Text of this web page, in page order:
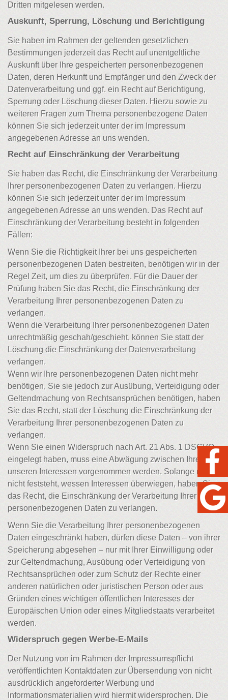
Dritten mitgelesen werden.
Auskunft, Sperrung, Löschung und Berichtigung
Sie haben im Rahmen der geltenden gesetzlichen
Bestimmungen jederzeit das Recht auf unentgeltliche
Auskunft über Ihre gespeicherten personenbezogenen
Daten, deren Herkunft und Empfänger und den Zweck der
Datenverarbeitung und ggf. ein Recht auf Berichtigung,
Sperrung oder Löschung dieser Daten. Hierzu sowie zu
weiteren Fragen zum Thema personenbezogene Daten
können Sie sich jederzeit unter der im Impressum
angegebenen Adresse an uns wenden.
Recht auf Einschränkung der Verarbeitung
Sie haben das Recht, die Einschränkung der Verarbeitung
Ihrer personenbezogenen Daten zu verlangen. Hierzu
können Sie sich jederzeit unter der im Impressum
angegebenen Adresse an uns wenden. Das Recht auf
Einschränkung der Verarbeitung besteht in folgenden
Fällen:
Wenn Sie die Richtigkeit Ihrer bei uns gespeicherten
personenbezogenen Daten bestreiten, benötigen wir in der
Regel Zeit, um dies zu überprüfen. Für die Dauer der
Prüfung haben Sie das Recht, die Einschränkung der
Verarbeitung Ihrer personenbezogenen Daten zu
verlangen.
Wenn die Verarbeitung Ihrer personenbezogenen Daten
unrechtmäßig geschah/geschieht, können Sie statt der
Löschung die Einschränkung der Datenverarbeitung
verlangen.
Wenn wir Ihre personenbezogenen Daten nicht mehr
benötigen, Sie sie jedoch zur Ausübung, Verteidigung oder
Geltendmachung von Rechtsansprüchen benötigen, haben
Sie das Recht, statt der Löschung die Einschränkung der
Verarbeitung Ihrer personenbezogenen Daten zu
verlangen.
Wenn Sie einen Widerspruch nach Art. 21 Abs. 1 DSGVO
eingelegt haben, muss eine Abwägung zwischen Ihren und
unseren Interessen vorgenommen werden. Solange noch
nicht feststeht, wessen Interessen überwiegen, haben Sie
das Recht, die Einschränkung der Verarbeitung Ihrer
personenbezogenen Daten zu verlangen.
Wenn Sie die Verarbeitung Ihrer personenbezogenen
Daten eingeschränkt haben, dürfen diese Daten – von ihrer
Speicherung abgesehen – nur mit Ihrer Einwilligung oder
zur Geltendmachung, Ausübung oder Verteidigung von
Rechtsansprüchen oder zum Schutz der Rechte einer
anderen natürlichen oder juristischen Person oder aus
Gründen eines wichtigen öffentlichen Interesses der
Europäischen Union oder eines Mitgliedstaats verarbeitet
werden.
Widerspruch gegen Werbe-E-Mails
Der Nutzung von im Rahmen der Impressumspflicht
veröffentlichten Kontaktdaten zur Übersendung von nicht
ausdrücklich angeforderter Werbung und
Informationsmaterialien wird hiermit widersprochen. Die